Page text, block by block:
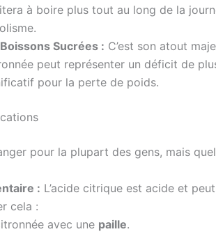
à boire plus tout au long de la
Sucrées : C’est son atout
peut représenter un déficit de
pour la perte de poids.
pour la plupart des gens, mais
: L’acide citrique est acide et
cela :
avec une paille.